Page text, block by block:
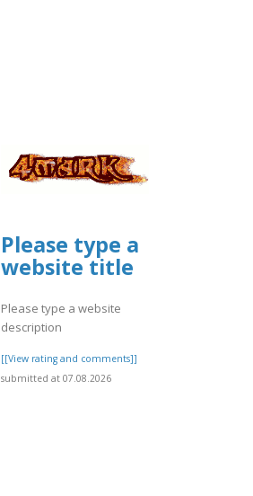
Please type a
website title
Please type a website
description
[[View rating and comments]]
submitted at 07.08.2026